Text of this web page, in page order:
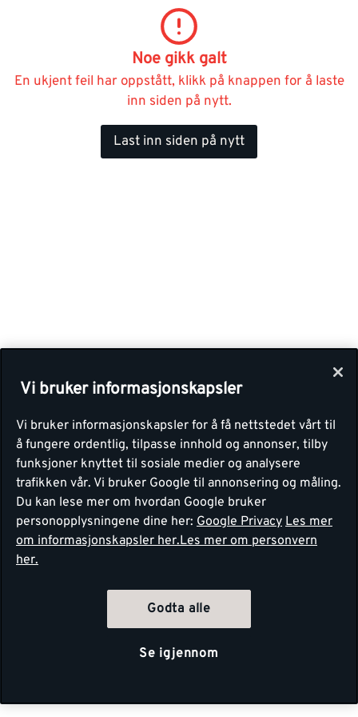
Noe gikk galt
En ukjent feil har oppstått, klikk på knappen for å laste
inn siden på nytt.
Last inn siden på nytt
Vi bruker informasjonskapsler
Vi bruker informasjonskapsler for å få nettstedet vårt til
å fungere ordentlig, tilpasse innhold og annonser, tilby
funksjoner knyttet til sosiale medier og analysere
trafikken vår. Vi bruker Google til annonsering og måling.
Du kan lese mer om hvordan Google bruker
personopplysningene dine her: Google Privacy Les mer
om informasjonskapsler her.Les mer om personvern
her.
Godta alle
Se igjennom